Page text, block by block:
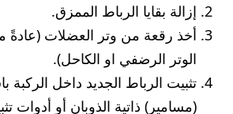
إزالة بقايا الرباط الممزق.
أخذ رقعة من وتر العضلات (عادةً
الوتر الرضفي او الكاحل).
تثبيت الرباط الجديد داخل الركبة
(مسامير) ذاتية الذوبان أو أدوات